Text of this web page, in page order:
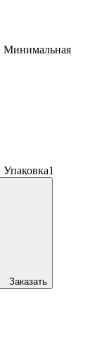
Минимальная
Упаковка1
Заказать